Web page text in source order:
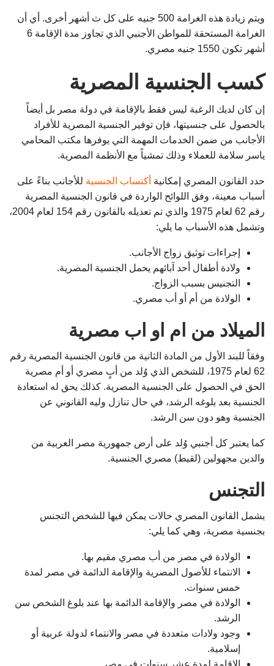
ويتم زيادة هذه الغرامة 500 جنيه على كل ث أشهر أخرى. أي أن
الغرامة المستحقة للمواطن الأجنبي الذي تجاوز مدة الإقامة 6
أشهر تكون 1550 جنيه مصري.
كسب الجنسية المصرية
إن كان لديك الرغبة ليس فقط بالإقامة في دولة مصر بل أيضاً
بالحصول على جنسيتها، فإن توفير الجنسية المصرية للأفراد
الأجانب من ضمن الخدمات المهمة التي يوفرها مكتب المحامي
ياسر سلامة للعملاء وذلك تمشياً مع الأنظمة المصرية.
حدد القانون المصري إمكانية أكتساب الجنسية للأجانب بناءً على
أسباب معينة، وفق اللوائح الواردة في قانون الجنسية المصرية
رقم 62 لعام 1975 والذي تم تعديله بالقانون رقم 154 لعام 2004،
وتشمل هذه الأسباب ما يلي:
إجراءات توثيق زواج الأجانب.
ولادة أطفال أحد آبائهم يحمل الجنسية المصرية.
التجنيس بسبب الزواج.
الولادة من أم أو أب مصري.
الميلاد من ام او اب مصرية
وفقاً للبند الأول من المادة الثانية من قانون الجنسية المصرية رقم
62 لعام 1975، للشخص الذي وُلد من أبٍ مصري أو أم مصرية
الحق في الحصول على الجنسية المصرية. كذلك يحق له استعادة
الجنسية بعد بلوغه الرشد، في حال تنازل وليه القانوني عن
الجنسية وهو دون سن الرشد.
كما يعتبر كل أجنبي وُلد على أرض جمهورية مصر العربية من
والدين مجهولين (لقيط) مصري الجنسية.
التجنس
يشمل القانون المصري حالات يمكن فيها للشخص التجنس
بجنسية مصرية، وهي كما يلي:
الولادة في مصر من أب مصري مقيم بها.
الانتماء للأصول المصرية والإقامة الدائمة في مصر لمدة
خمس سنوات.
الولادة في مصر والإقامة الدائمة بها عند بلوغ الشخص سن
الرشد.
وجود ولادات متعددة في مصر والانتماء لدولة عربية أو
إسلامية.
الإقامة لمدة عشر سنوات في مصر.